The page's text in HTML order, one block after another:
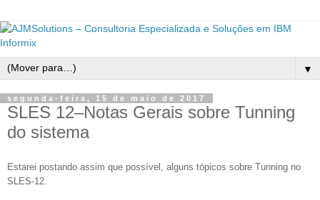
▼
segunda-feira, 15 de maio de 2017
SLES 12–Notas Gerais sobre Tunning
do sistema
Estarei postando assim que possível, alguns tópicos sobre Tunning no
SLES-12.